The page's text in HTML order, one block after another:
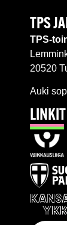
TPS
TPS-
20520
Auki
LINKIT